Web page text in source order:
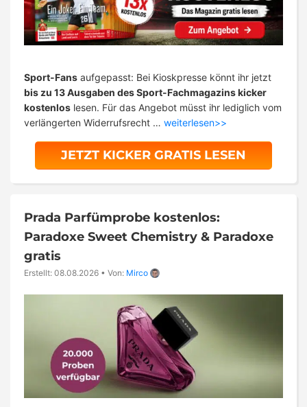
Sport-Fans aufgepasst: Bei Kioskpresse könnt ihr jetzt
bis zu 13 Ausgaben des Sport-Fachmagazins kicker
kostenlos lesen. Für das Angebot müsst ihr lediglich vom
verlängerten Widerrufsrecht … weiterlesen>>
JETZT KICKER GRATIS LESEN
Prada Parfümprobe kostenlos:
Paradoxe Sweet Chemistry & Paradoxe
gratis
Erstellt: 08.08.2026 • Von: Mirco